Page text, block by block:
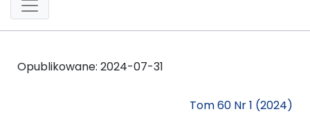
Opublikowane: 2024-07-31
Tom 60 Nr 1 (2024)